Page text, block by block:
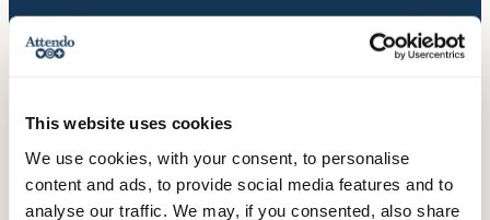
This website uses cookies
We use cookies, with your consent, to personalise
content and ads, to provide social media features and to
analyse our traffic. We may, if you consented, also share
Kontakta oss
Besöksadress:
Hälsingegatan 49
113 31 Stockholm